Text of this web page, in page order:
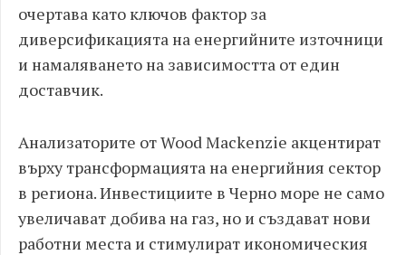
очертава като ключов фактор за
диверсификацията на енергийните източници
и намаляването на зависимостта от един
доставчик.
Анализаторите от Wood Mackenzie акцентират
върху трансформацията на енергийния сектор
в региона. Инвестициите в Черно море не само
увеличават добива на газ, но и създават нови
работни места и стимулират икономическия